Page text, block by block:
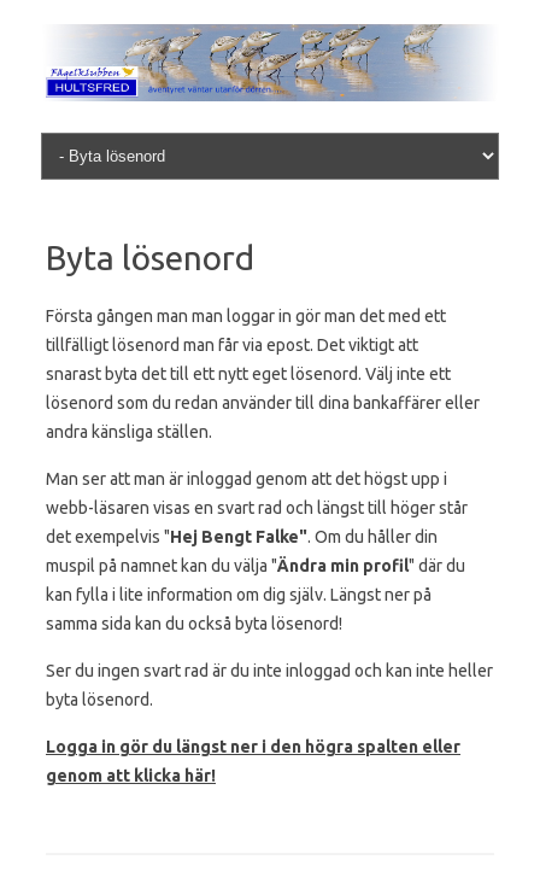
Skip to content
Byta lösenord
Första gången man man loggar in gör man det med ett
tillfälligt lösenord man får via epost. Det viktigt att
snarast byta det till ett nytt eget lösenord. Välj inte ett
lösenord som du redan använder till dina bankaffärer eller
andra känsliga ställen.
Man ser att man är inloggad genom att det högst upp i
webb-läsaren visas en svart rad och längst till höger står
det exempelvis "Hej Bengt Falke". Om du håller din
muspil på namnet kan du välja "Ändra min profil" där du
kan fylla i lite information om dig själv. Längst ner på
samma sida kan du också byta lösenord!
Ser du ingen svart rad är du inte inloggad och kan inte heller
byta lösenord.
Logga in gör du längst ner i den högra spalten eller
genom att klicka här!